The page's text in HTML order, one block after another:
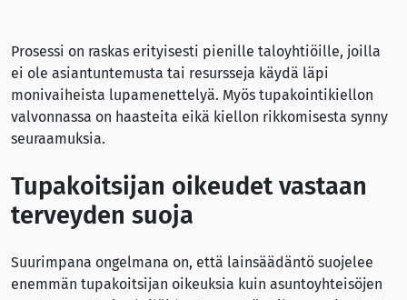
Prosessi on raskas erityisesti pienille taloyhtiöille, joilla
ei ole asiantuntemusta tai resursseja käydä läpi
monivaiheista lupamenettelyä. Myös tupakointikiellon
valvonnassa on haasteita eikä kiellon rikkomisesta synny
seuraamuksia.
Tupakoitsijan oikeudet vastaan
terveyden suoja
Suurimpana ongelmana on, että lainsäädäntö suojelee
enemmän tupakoitsijan oikeuksia kuin asuntoyhteisöjen